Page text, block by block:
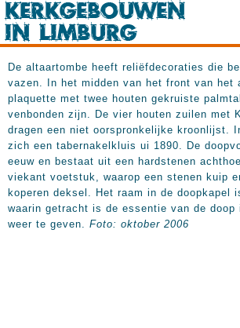
De altaartombe heeft reliëfdecoraties die
vazen. In het midden van het front van het
plaquette met twee houten gekruiste
venbonden zijn. De vier houten zuilen met
dragen een niet oorspronkelijke kroonlijst.
zich een tabernakelkluis ui 1890. De
eeuw en bestaat uit een hardstenen
viekant voetstuk, waarop een stenen kuip
koperen deksel. Het raam in de doopkapel
waarin getracht is de essentie van de doop
weer te geven. Foto: oktober 2006